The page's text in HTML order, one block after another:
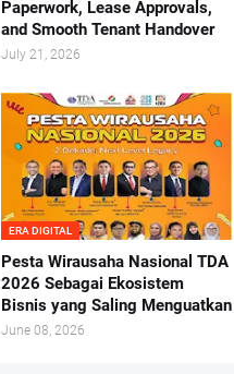
Paperwork, Lease Approvals,
and Smooth Tenant Handover
July 21, 2026
ERA DIGITAL
Pesta Wirausaha Nasional TDA
2026 Sebagai Ekosistem
Bisnis yang Saling Menguatkan
June 08, 2026